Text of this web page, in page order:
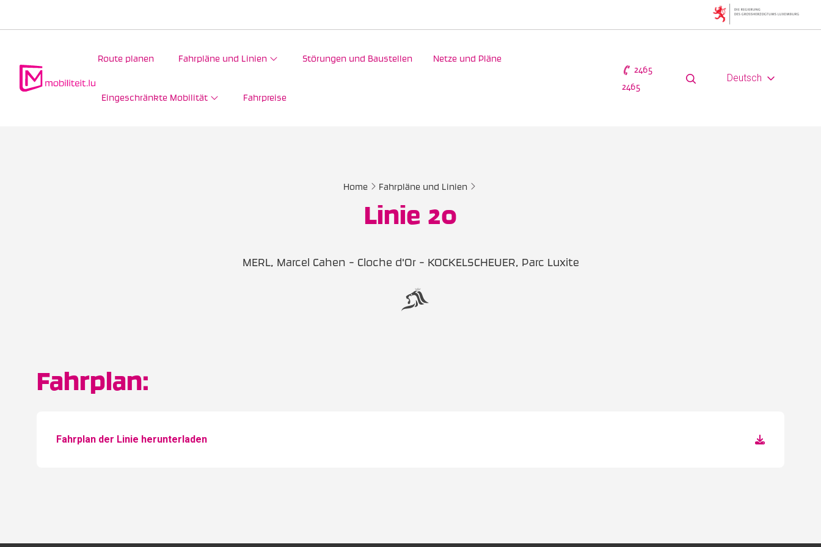
Route planen Fahrpläne und Linien Störungen und Baustellen Netze und Pläne
Eingeschränkte Mobilität Fahrpreise
2465
2465
Deutsch
Home Fahrpläne und Linien
Linie 20
MERL, Marcel Cahen - Cloche d'Or - KOCKELSCHEUER, Parc Luxite
Fahrplan:
Fahrplan der Linie herunterladen